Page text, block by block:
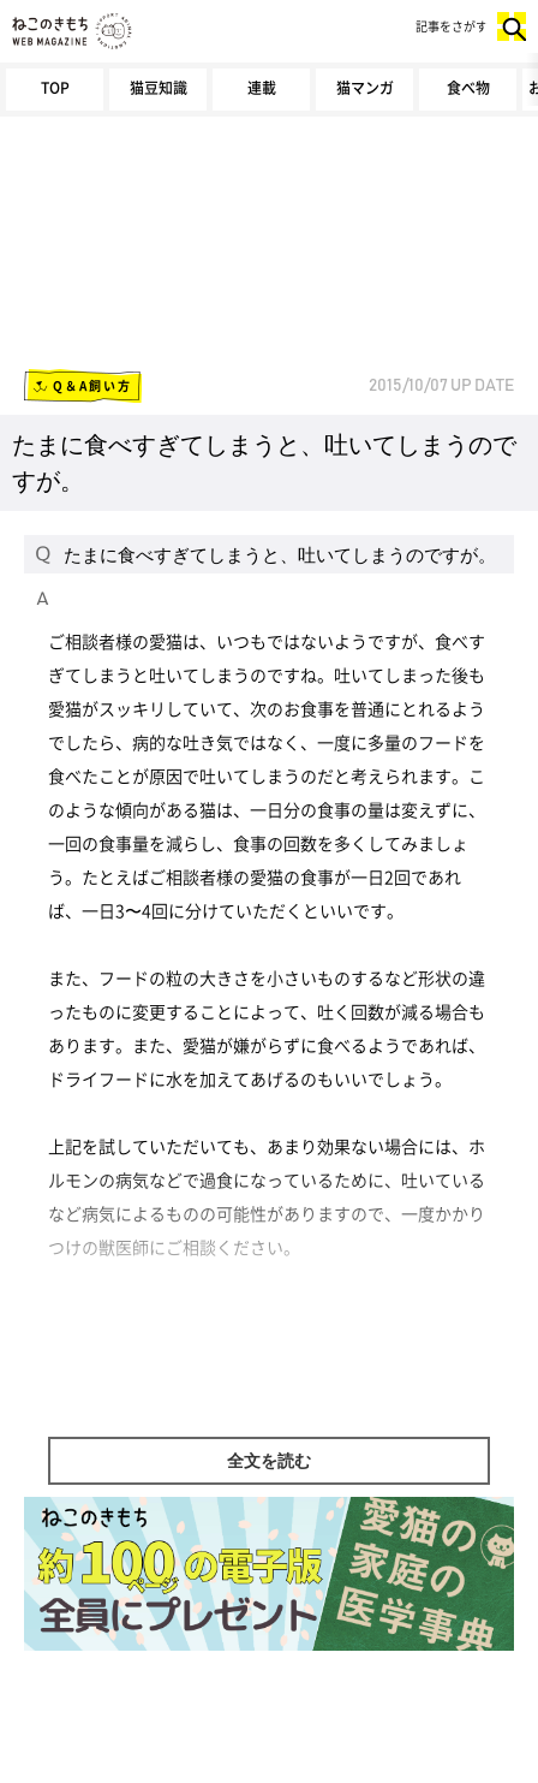
TOP 猫豆知識 連載 猫マンガ 食べ物
記事をさがす
Q＆A飼い方 2015/10/07 UP DATE
たまに食べすぎてしまうと、吐いてしまうので
すが。
たまに食べすぎてしまうと、吐いてしまうのですが。
ご相談者様の愛猫は、いつもではないようですが、食べす
ぎてしまうと吐いてしまうのですね。吐いてしまった後も
愛猫がスッキリしていて、次のお食事を普通にとれるよう
でしたら、病的な吐き気ではなく、一度に多量のフードを
食べたことが原因で吐いてしまうのだと考えられます。こ
のような傾向がある猫は、一日分の食事の量は変えずに、
一回の食事量を減らし、食事の回数を多くしてみましょ
う。たとえばご相談者様の愛猫の食事が一日2回であれ
ば、一日3〜4回に分けていただくといいです。
また、フードの粒の大きさを小さいものするなど形状の違
ったものに変更することによって、吐く回数が減る場合も
あります。また、愛猫が嫌がらずに食べるようであれば、
ドライフードに水を加えてあげるのもいいでしょう。
上記を試していただいても、あまり効果ない場合には、ホ
ルモンの病気などで過食になっているために、吐いている
など病気によるものの可能性がありますので、一度かかり
つけの獣医師にご相談ください。
全文を読む